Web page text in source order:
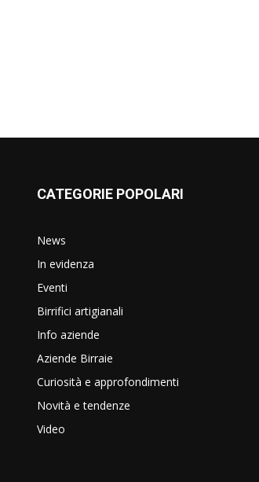
CATEGORIE POPOLARI
News
In evidenza
Eventi
Birrifici artigianali
Info aziende
Aziende Birraie
Curiosità e approfondimenti
Novità e tendenze
Video